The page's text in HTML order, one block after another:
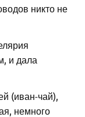
никто не
и дала
(иван-чай),
немного